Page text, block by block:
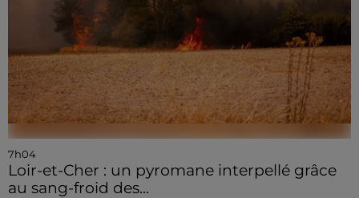
7h04
Loir-et-Cher : un pyromane interpellé grâce
au sang-froid des...